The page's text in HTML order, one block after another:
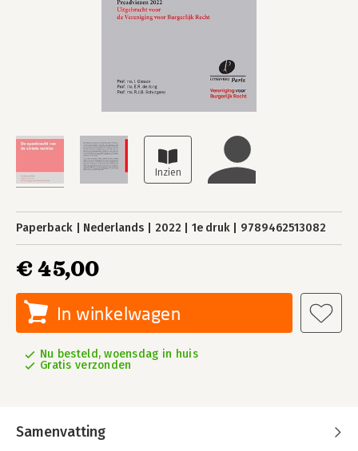
Paperback Nederlands 2022 1e druk 9789462513082
€ 45,00
In winkelwagen
Nu besteld, woensdag in huis
Gratis verzonden
Samenvatting